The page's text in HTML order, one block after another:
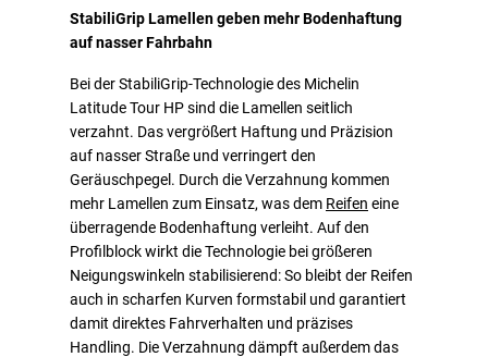
StabiliGrip Lamellen geben mehr Bodenhaftung
auf nasser Fahrbahn
Bei der StabiliGrip-Technologie des Michelin
Latitude Tour HP sind die Lamellen seitlich
verzahnt. Das vergrößert Haftung und Präzision
auf nasser Straße und verringert den
Geräuschpegel. Durch die Verzahnung kommen
mehr Lamellen zum Einsatz, was dem Reifen eine
überragende Bodenhaftung verleiht. Auf den
Profilblock wirkt die Technologie bei größeren
Neigungswinkeln stabilisierend: So bleibt der Reifen
auch in scharfen Kurven formstabil und garantiert
damit direktes Fahrverhalten und präzises
Handling. Die Verzahnung dämpft außerdem das